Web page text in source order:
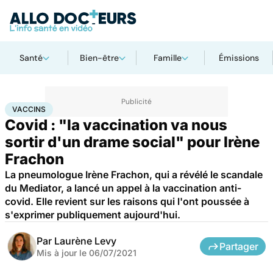
Santé Bien-être Famille Émissions
AccueilSanté Vaccins
VACCINS
Covid : "la vaccination va nous
sortir d'un drame social" pour Irène
Frachon
La pneumologue Irène Frachon, qui a révélé le scandale
du Mediator, a lancé un appel à la vaccination anti-
covid. Elle revient sur les raisons qui l'ont poussée à
s'exprimer publiquement aujourd'hui.
Par Laurène Levy
Mis à jour le 06/07/2021
Partager